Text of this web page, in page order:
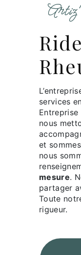
rideaux sur mesure à le
services
Entreprise
nous
et
nous
mesure.
partager
Toute
rigueur.